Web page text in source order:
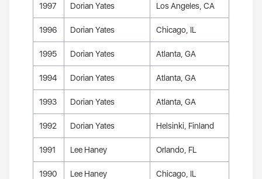
1997 Dorian Yates Los Angeles, CA
1996 Dorian Yates Chicago, IL
1995 Dorian Yates Atlanta, GA
1994 Dorian Yates Atlanta, GA
1993 Dorian Yates Atlanta, GA
1992 Dorian Yates Helsinki, Finland
1991 Lee Haney Orlando, FL
1990 Lee Haney Chicago, IL